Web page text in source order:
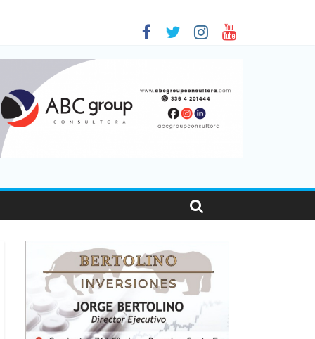
viajaron por el país, un 5,9% más que en 2025